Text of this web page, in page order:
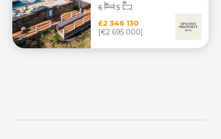
£2 346 130
[€2 695 000]
6 5